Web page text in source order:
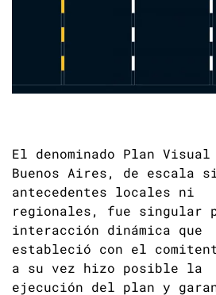
El denominado Plan Visual
Buenos Aires, de escala
antecedentes locales ni
regionales, fue singular
interacción dinámica que
estableció con el
a su vez hizo posible la
ejecución del plan y